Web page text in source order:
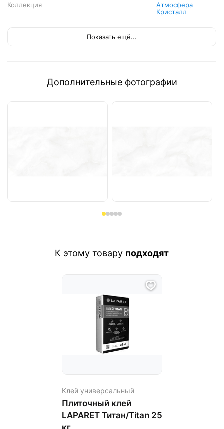
Коллекция
Атмосфера
Кристалл
Показать ещё...
Дополнительные фотографии
К этому товару подходят
Клей универсальный
Плиточный клей
LAPARET Титан/Titan 25